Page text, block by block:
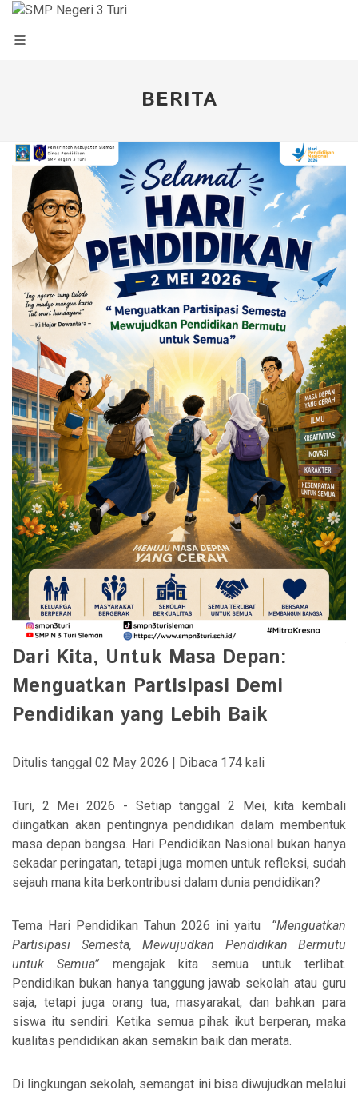
BERITA
Dari Kita, Untuk Masa Depan:
Menguatkan Partisipasi Demi
Pendidikan yang Lebih Baik
Ditulis tanggal 02 May 2026 | Dibaca 174 kali
Turi, 2 Mei 2026 - Setiap tanggal 2 Mei, kita kembali
diingatkan akan pentingnya pendidikan dalam membentuk
masa depan bangsa. Hari Pendidikan Nasional bukan hanya
sekadar peringatan, tetapi juga momen untuk refleksi, sudah
sejauh mana kita berkontribusi dalam dunia pendidikan?
Tema Hari Pendidikan Tahun 2026 ini yaitu “Menguatkan
Partisipasi Semesta, Mewujudkan Pendidikan Bermutu
untuk Semua” mengajak kita semua untuk terlibat.
Pendidikan bukan hanya tanggung jawab sekolah atau guru
saja, tetapi juga orang tua, masyarakat, dan bahkan para
siswa itu sendiri. Ketika semua pihak ikut berperan, maka
kualitas pendidikan akan semakin baik dan merata.
Di lingkungan sekolah, semangat ini bisa diwujudkan melalui